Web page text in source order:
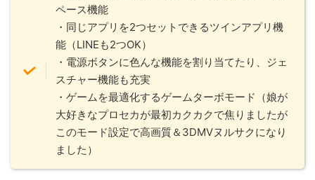
ペース機能
・同じアプリを2つセットできるツインアプリ機
能（LINEも2つOK）
・電源ボタンに色んな機能を割り当てたり、ジェ
スチャー機能も充実
・ゲームを最適化するゲームターボモード（娘が
大好きなプロセカが最初カクカクで焦りましたが
このモード設定で高画質＆3DMVヌルサクになり
ました）